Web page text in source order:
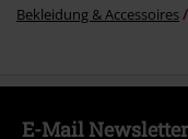
Bekleidung & Accessoires
E-Mail Newsletter